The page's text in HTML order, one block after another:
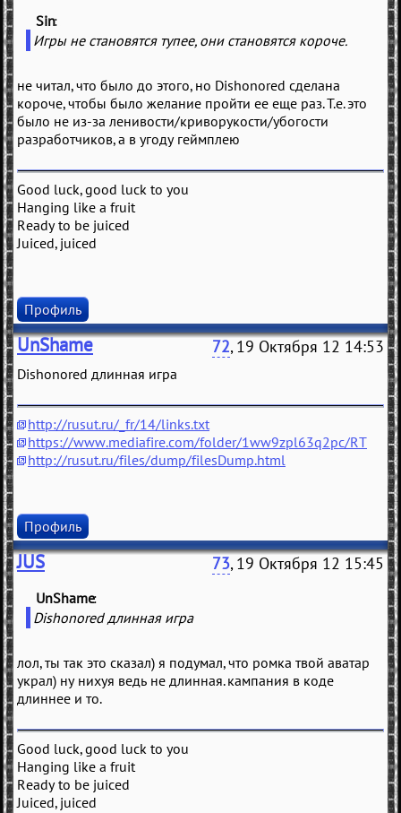
Sin
Игры не становятся тупее, они становятся короче.
не читал, что было до этого, но Dishonored сделана
короче, чтобы было желание пройти ее еще раз. Т.е. это
было не из-за ленивости/криворукости/убогости
разработчиков, а в угоду геймплею
Good luck, good luck to you
Hanging like a fruit
Ready to be juiced
Juiced, juiced
Профиль
UnShame 72, 19 Октября 12 14:53
Dishonored длинная игра
http://rusut.ru/_fr/14/links.txt
https://www.mediafire.com/folder/1ww9zpl63q2pc/RT
http://rusut.ru/files/dump/filesDump.html
Профиль
JUS 73, 19 Октября 12 15:45
UnShame
Dishonored длинная игра
лол, ты так это сказал) я подумал, что ромка твой аватар
украл) ну нихуя ведь не длинная. кампания в коде
длиннее и то.
Good luck, good luck to you
Hanging like a fruit
Ready to be juiced
Juiced, juiced